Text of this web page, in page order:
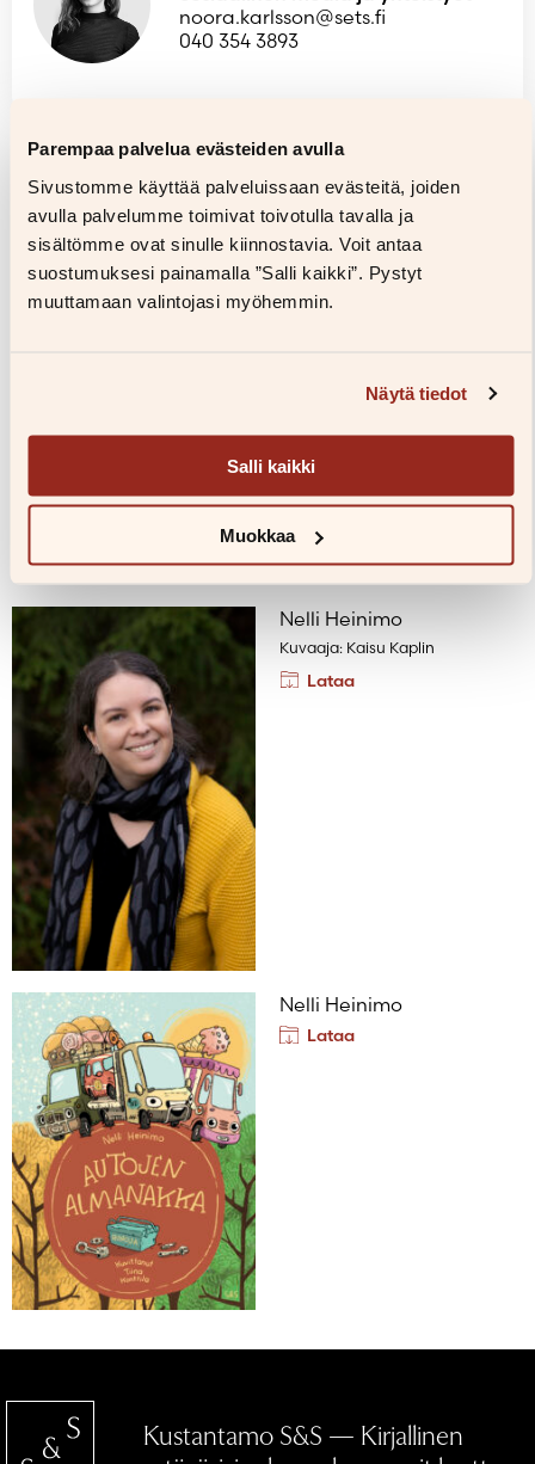
Parempaa palvelua evästeiden avulla
Sivustomme käyttää palveluissaan evästeitä, joiden
avulla palvelumme toimivat toivotulla tavalla ja
sisältömme ovat sinulle kiinnostavia. Voit antaa
suostumuksesi painamalla ”Salli kaikki”. Pystyt
muuttamaan valintojasi myöhemmin.
Näytä tiedot
Salli kaikki
Muokkaa
noora.karlsson@sets.fi
040 354 3893
Kirjailijakuvat, kirjojen kannet ja lisäkuvat löytyvät alta
hakutoiminnon avulla.
Kirjailijakuvia saa käyttää ilman erillistä lupaa S&S:n
julkaisemia kirjoja käsittelevien artikkelien tai
ohjelmien yhteydessä. Niitä ei saa luovuttaa edelleen
kolmannelle osapuolelle tai tallentaa median
Kuvaajan nimi / S&S). Kansia saa käyttää kaikissa
lupaa. Huomaathan että neliönmuotoiset kannet ovat
pääsääntöisesti äänikirjojen kansia.
Kannet ja kuvat haetaan tekijän tai kirjan nimellä tai
Nelli Heinimo
Kuvaaja: Kaisu Kaplin
Lataa
Nelli Heinimo
Lataa
Kustantamo S&S — Kirjallinen